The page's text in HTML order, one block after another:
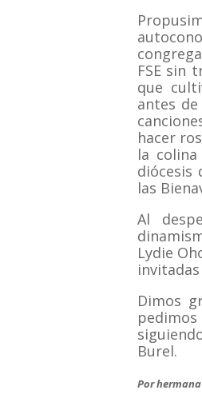
FSE sin
que
antes
hacer
la
diócesis
las
Al
Lydie
Dimos
Burel.
Por hermana